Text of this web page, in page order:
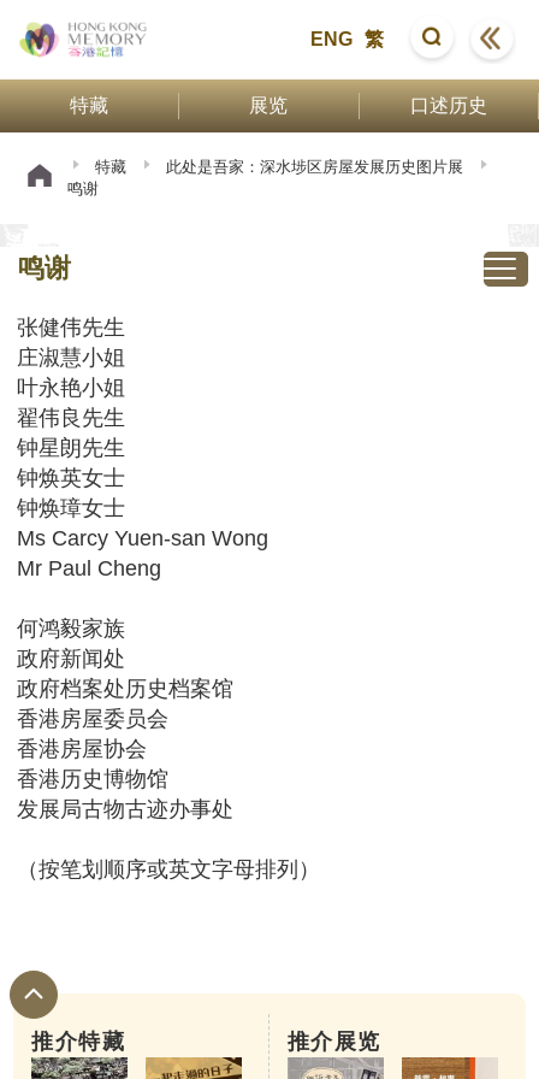
ENG 繁
特藏 展览 口述历史
特藏
此处是吾家：深水埗区房屋发展历史图片展
鸣谢
鸣谢
张健伟先生
庄淑慧小姐
叶永艳小姐
翟伟良先生
钟星朗先生
钟焕英女士
钟焕璋女士
Ms Carcy Yuen-san Wong
Mr Paul Cheng
何鸿毅家族
政府新闻处
政府档案处历史档案馆
香港房屋委员会
香港房屋协会
香港历史博物馆
发展局古物古迹办事处
（按笔划顺序或英文字母排列）
推介特藏 推介展览